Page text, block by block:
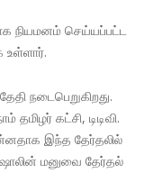
நியமனம் செய்யப்பட்ட
உள்ளார்.
நடைபெறுகிறது.
கட்சி, டிடிவி.
இந்த தேர்தலில்
மனுவை தேர்தல்